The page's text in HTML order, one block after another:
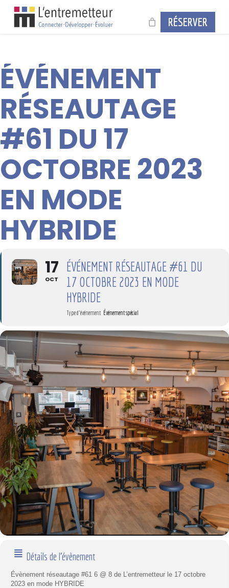
content
RÉSERVER
ÉVÉNEMENT
RÉSEAUTAGE
#61 DU 17
OCTOBRE 2023
EN MODE
HYBRIDE
17
OCT
ÉVÉNEMENT RÉSEAUTAGE #61 DU
17 OCTOBRE 2023 EN MODE
HYBRIDE
Type d'événement Événement spécial
Détails de l'évènement
Évènement réseautage #61 6 @ 8 de L’entremetteur le 17 octobre
2023 en mode HYBRIDE